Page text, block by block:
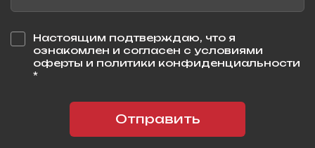
Настоящим подтверждаю, что я
ознакомлен и согласен с условиями
оферты и политики конфиденциальности
*
Отправить